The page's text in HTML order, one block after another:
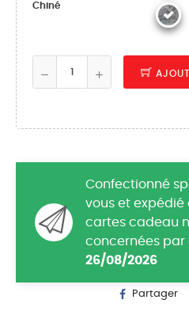
Chiné
Confectionné
vous et expédié
cartes cadeau
concernées par
26/08/2026
Partager